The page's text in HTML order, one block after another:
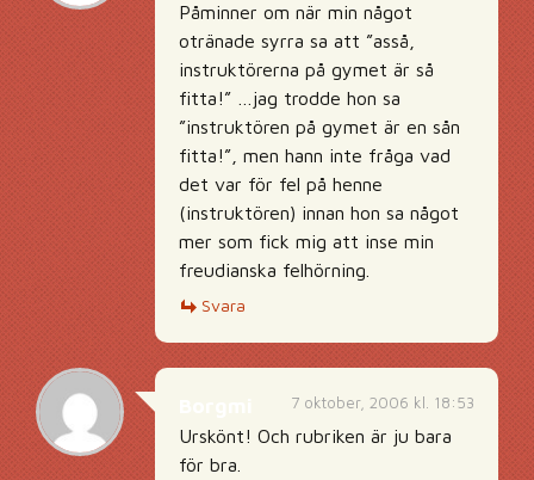
Påminner om när min något
otränade syrra sa att ”asså,
instruktörerna på gymet är så
fitta!” …jag trodde hon sa
”instruktören på gymet är en sån
fitta!”, men hann inte fråga vad
det var för fel på henne
(instruktören) innan hon sa något
mer som fick mig att inse min
freudianska felhörning.
Svara
7 oktober, 2006 kl. 18:53
Urskönt! Och rubriken är ju bara
för bra.